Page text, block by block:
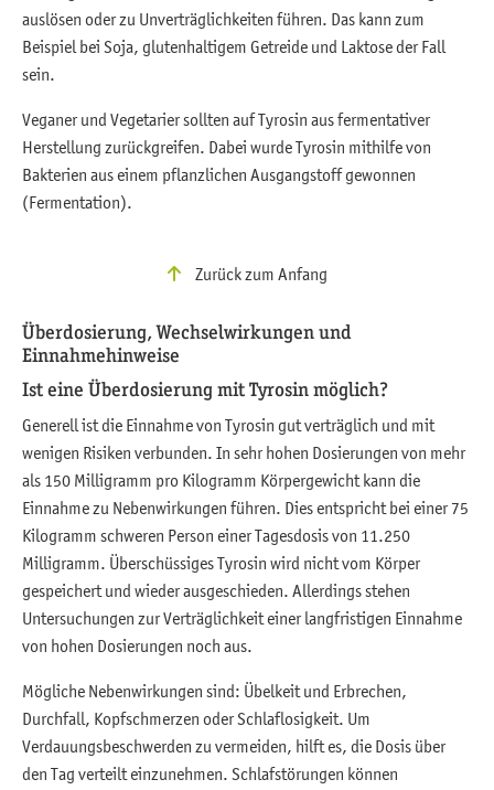
auslösen oder zu Unverträglichkeiten führen. Das kann zum
Beispiel bei Soja, glutenhaltigem Getreide und Laktose der Fall
sein.
Veganer und Vegetarier sollten auf Tyrosin aus fermentativer
Herstellung zurückgreifen. Dabei wurde Tyrosin mithilfe von
Bakterien aus einem pflanzlichen Ausgangstoff gewonnen
(Fermentation).
Zurück zum Anfang
Überdosierung, Wechselwirkungen und
Einnahmehinweise
Ist eine Überdosierung mit Tyrosin möglich?
Generell ist die Einnahme von Tyrosin gut verträglich und mit
wenigen Risiken verbunden. In sehr hohen Dosierungen von mehr
als 150 Milligramm pro Kilogramm Körpergewicht kann die
Einnahme zu Nebenwirkungen führen. Dies entspricht bei einer 75
Kilogramm schweren Person einer Tagesdosis von 11.250
Milligramm. Überschüssiges Tyrosin wird nicht vom Körper
gespeichert und wieder ausgeschieden. Allerdings stehen
Untersuchungen zur Verträglichkeit einer langfristigen Einnahme
von hohen Dosierungen noch aus.
Mögliche Nebenwirkungen sind: Übelkeit und Erbrechen,
Durchfall, Kopfschmerzen oder Schlaflosigkeit. Um
Verdauungsbeschwerden zu vermeiden, hilft es, die Dosis über
den Tag verteilt einzunehmen. Schlafstörungen können